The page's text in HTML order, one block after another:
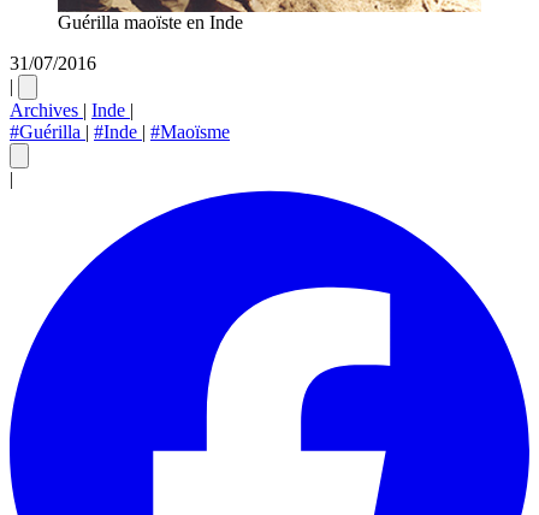
Guérilla maoïste en Inde
31/07/2016
|
Archives | Inde |
#Guérilla | #Inde | #Maoïsme
|